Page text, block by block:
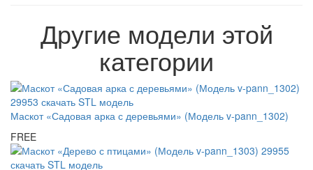
Другие модели этой
категории
Маскот «Садовая арка с деревьями» (Модель v-pann_1302)
FREE